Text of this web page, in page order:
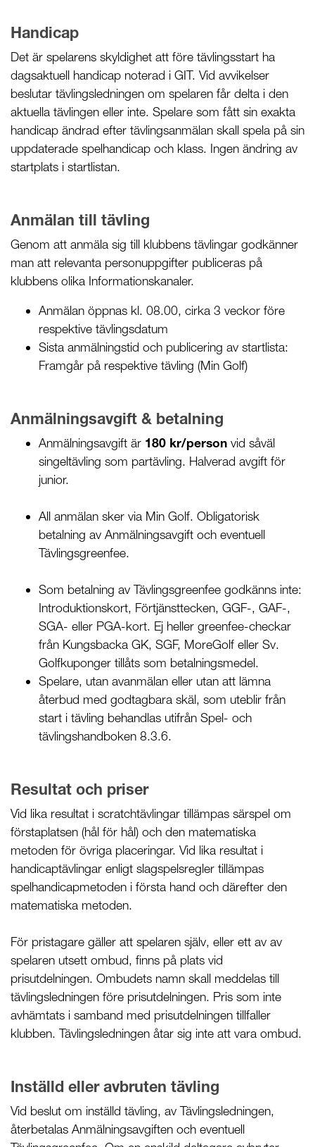
Handicap
Det är spelarens skyldighet att före tävlingsstart ha
dagsaktuell handicap noterad i GIT. Vid avvikelser
beslutar tävlingsledningen om spelaren får delta i den
aktuella tävlingen eller inte. Spelare som fått sin exakta
handicap ändrad efter tävlingsanmälan skall spela på sin
uppdaterade spelhandicap och klass. Ingen ändring av
startplats i startlistan.
Anmälan till tävling
Genom att anmäla sig till klubbens tävlingar godkänner
man att relevanta personuppgifter publiceras på
klubbens olika Informationskanaler.
Anmälan öppnas kl. 08.00, cirka 3 veckor före
respektive tävlingsdatum
Sista anmälningstid och publicering av startlista:
Framgår på respektive tävling (Min Golf)
Anmälningsavgift & betalning
Anmälningsavgift är 180 kr/person vid såväl
singeltävling som partävling. Halverad avgift för
junior.
All anmälan sker via Min Golf. Obligatorisk
betalning av Anmälningsavgift och eventuell
Tävlingsgreenfee.
Som betalning av Tävlingsgreenfee godkänns inte:
Introduktionskort, Förtjänsttecken, GGF-, GAF-,
SGA- eller PGA-kort. Ej heller greenfee-checkar
från Kungsbacka GK, SGF, MoreGolf eller Sv.
Golfkuponger tillåts som betalningsmedel.
Spelare, utan avanmälan eller utan att lämna
återbud med godtagbara skäl, som uteblir från
start i tävling behandlas utifrån Spel- och
tävlingshandboken 8.3.6.
Resultat och priser
Vid lika resultat i scratchtävlingar tillämpas särspel om
förstaplatsen (hål för hål) och den matematiska
metoden för övriga placeringar. Vid lika resultat i
handicaptävlingar enligt slagspelsregler tillämpas
spelhandicapmetoden i första hand och därefter den
matematiska metoden.
För pristagare gäller att spelaren själv, eller ett av av
spelaren utsett ombud, finns på plats vid
prisutdelningen. Ombudets namn skall meddelas till
tävlingsledningen före prisutdelningen. Pris som inte
avhämtats i samband med prisutdelningen tillfaller
klubben. Tävlingsledningen åtar sig inte att vara ombud.
Inställd eller avbruten tävling
Vid beslut om inställd tävling, av Tävlingsledningen,
återbetalas Anmälningsavgiften och eventuell